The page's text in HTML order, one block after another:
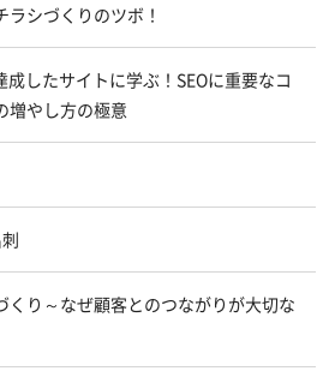
シづくりのツボ！
したサイトに学ぶ！SEOに重要なコ
増やし方の極意
くり～なぜ顧客とのつながりが大切な